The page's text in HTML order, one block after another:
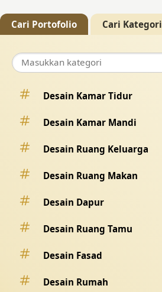
Cari Portofolio Cari Kategori
Desain Kamar Tidur
Desain Kamar Mandi
Desain Ruang Keluarga
Desain Ruang Makan
Desain Dapur
Desain Ruang Tamu
Desain Fasad
Desain Rumah